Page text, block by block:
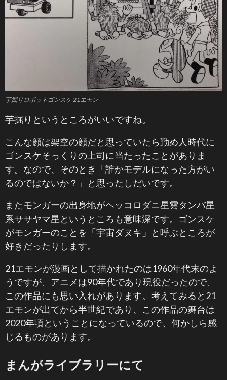
芋掘りロボットゴンスケ 21エモン
芋掘りというところがいいですね。
こんな顔は架空の顔だと思っていたら勤め人時代に
ゴンスケそっくりの上司に当たったことがありま
す。なので、そのとき「誰かモデルになった方がい
るのではないか？」と思ったしだいです。
またモンガーの出身地がヘッコロダニ星雲タンバ星
系ササヤマ星というところも意味深です。ゴンスケ
がモンガーのことを「宇宙ダヌキ」と呼ぶところが
好きだったりします。
21エモンが漫画として描かれたのは1960年代末のよ
うですが、アニメは90年代であり現役だったので、
この作品にも思い入れがあります。考えてみると21
エモンが出てから半世紀であり、この作品の舞台は
2020年頃ということになっているので、何かしら感
じるものがあります。
まんがライブラリーにて